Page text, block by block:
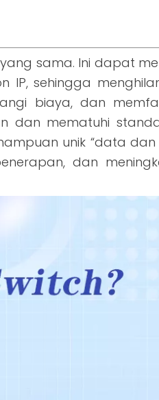
sama. Ini dapat
sehingga
biaya, dan
dan mematuhi
unik “data
dan